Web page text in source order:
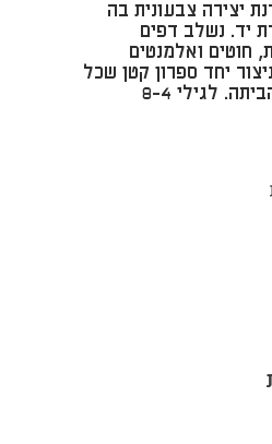
יצירה צבעונית בה
יד. נשלב דפים
חוטים ואלמנטים
יחד ספרון קטן שכל
לגילי 8-4